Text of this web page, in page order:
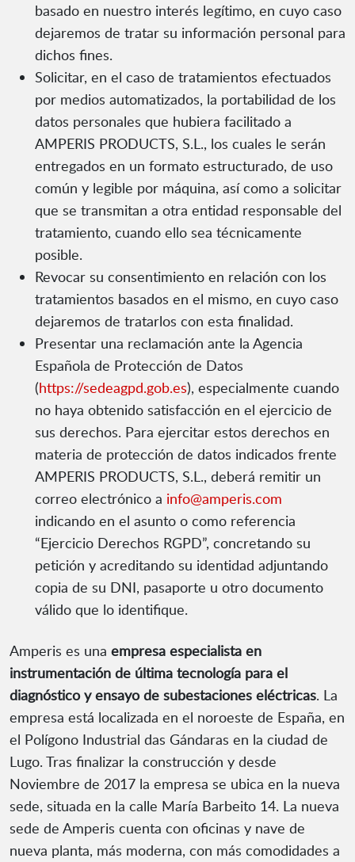
basado en nuestro interés legítimo, en cuyo caso
dejaremos de tratar su información personal para
dichos fines.
Solicitar, en el caso de tratamientos efectuados
por medios automatizados, la portabilidad de los
datos personales que hubiera facilitado a
AMPERIS PRODUCTS, S.L., los cuales le serán
entregados en un formato estructurado, de uso
común y legible por máquina, así como a solicitar
que se transmitan a otra entidad responsable del
tratamiento, cuando ello sea técnicamente
posible.
Revocar su consentimiento en relación con los
tratamientos basados en el mismo, en cuyo caso
dejaremos de tratarlos con esta finalidad.
Presentar una reclamación ante la Agencia
Española de Protección de Datos
(https://sedeagpd.gob.es), especialmente cuando
no haya obtenido satisfacción en el ejercicio de
sus derechos. Para ejercitar estos derechos en
materia de protección de datos indicados frente
AMPERIS PRODUCTS, S.L., deberá remitir un
correo electrónico a info@amperis.com
indicando en el asunto o como referencia
“Ejercicio Derechos RGPD”, concretando su
petición y acreditando su identidad adjuntando
copia de su DNI, pasaporte u otro documento
válido que lo identifique.
Amperis es una empresa especialista en
instrumentación de última tecnología para el
diagnóstico y ensayo de subestaciones eléctricas. La
empresa está localizada en el noroeste de España, en
el Polígono Industrial das Gándaras en la ciudad de
Lugo. Tras finalizar la construcción y desde
Noviembre de 2017 la empresa se ubica en la nueva
sede, situada en la calle María Barbeito 14. La nueva
sede de Amperis cuenta con oficinas y nave de
nueva planta, más moderna, con más comodidades a